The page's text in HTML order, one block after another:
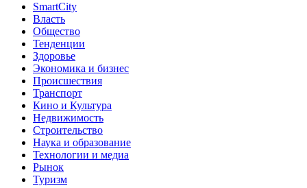
SmartCity
Власть
Общество
Тенденции
Здоровье
Экономика и бизнес
Происшествия
Транспорт
Кино и Культура
Недвижимость
Строительство
Наука и образование
Технологии и медиа
Рынок
Туризм